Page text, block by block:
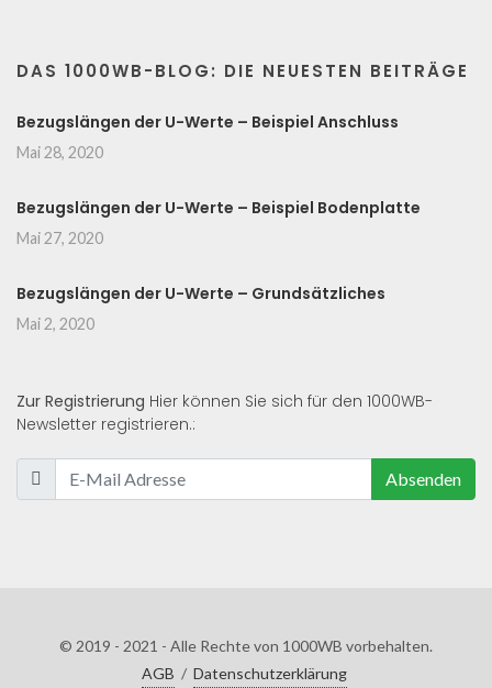
DAS 1000WB-BLOG: DIE NEUESTEN BEITRÄGE
Bezugslängen der U-Werte – Beispiel Anschluss
Mai 28, 2020
Bezugslängen der U-Werte – Beispiel Bodenplatte
Mai 27, 2020
Bezugslängen der U-Werte – Grundsätzliches
Mai 2, 2020
Zur Registrierung Hier können Sie sich für den 1000WB-
Newsletter registrieren.:
Absenden
© 2019 - 2021 - Alle Rechte von 1000WB vorbehalten.
AGB / Datenschutzerklärung